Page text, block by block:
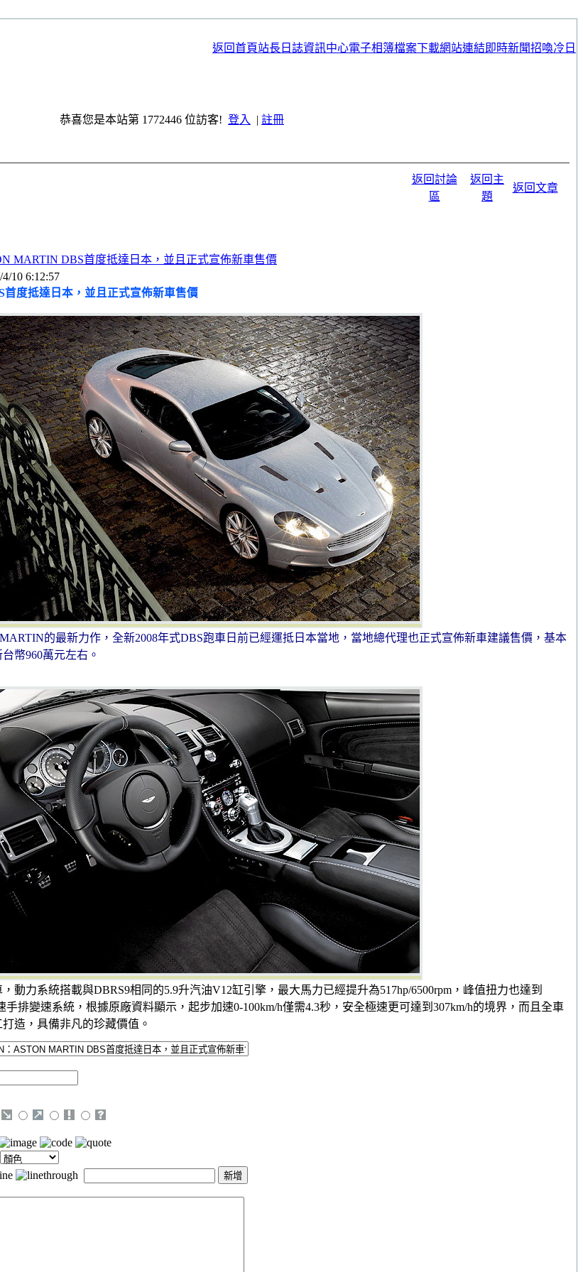
返回首頁站長日誌資訊中心電子相簿檔案下載網站連結即時新聞招喚冷日
恭喜您是本站第 1772446 位訪客! 登入 | 註冊
返回討論
區
返回主
題
返回文章
MARTIN DBS首度抵達日本，並且正式宣佈新車售價
10 6:12:57
首度抵達日本，並且正式宣佈新車售價
的最新力作，全新2008年式DBS跑車日前已經運抵日本當地，當地總代理也正式宣佈新車建議售價，基本
幣960萬元左右。
動力系統搭載與DBRS9相同的5.9升汽油V12缸引擎，最大馬力已經提升為517hp/6500rpm，峰值扭力也達到
手排變速系統，根據原廠資料顯示，起步加速0-100km/h僅需4.3秒，安全極速更可達到307km/h的境界，而且全車
造，具備非凡的珍藏價值。